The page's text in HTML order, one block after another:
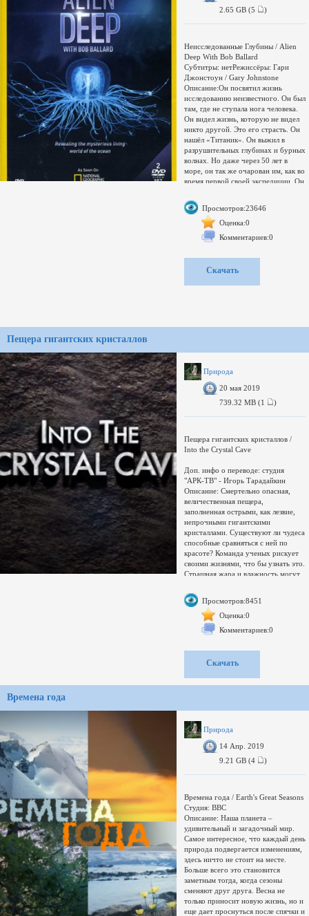
2.65 GB (5
)
Неисследованные Глубины / Alien
Deep With Bob Ballard
Субтитры: нетРежиссёры: Гари
Джонстоун / Gary Johnstone
Описание:Он посвятил жизнь
исследованию неизвестного. Он был
там, где не ступала нога человека.
Он видел жизнь, которую не видел
никто другой. Это его страсть. Он
нашёл «Титаник». Он выжил в
разрушительных глубинах и бурных
волнах. Но даже через 50 лет в
море, он так же очарован им, как во
время первой своей экспедиции. Он
самое важное открытие он ещё
только собирается совершить.
Сэмпл: Неисследованные Глубины
(15 Мб)Тип релиза: SATRip
(Roumek)
Аудиокодек: MP3
Просмотров:23646
Оценка:0
Комментариев:0
Скачать
Пещера гигантских кристаллов
Природа
20 мая 2019
739.32 MB (1
)
Пещера гигантских кристаллов /
Into the Crystal Cave
Доп. инфо о переводе: студия
"АРК-ТВ" - Игорь Тарадайкин
Описание: Смертельно опасная,
величественная пещера,
заполненная острыми, как лезвие,
непрочными гигантскими
кристаллами. Существуют ли чудеса
способные сравняться с ней по
красоте? Команда ученых рискует
своими жизнями, что бы узнать это.
Страшная жара и влажность могут
исследователя за считанные
минуты. Спелеологи открывают
другие смертоносные, но
сногсшибательные пещеры и
натыкаются на очередную загадку.
пещере гигантских кристаллов.
Доп. информация: Необработанный
поток AVC со спутника, вырезана
рассинхрон.
Сэмпл: http:// СПАМ
формат: MKV
Знание - сила!
Просмотров:8451
Оценка:0
Комментариев:0
Скачать
Времена года
Природа
14 Апр. 2019
9.21 GB (4
)
Времена года / Earth's Great Seasons
Студия: BBC
Описание: Наша планета –
удивительный и загадочный мир.
Самое интересное, что каждый день
природа подвергается изменениям,
здесь ничто не стоит на месте.
Больше всего это становится
заметным тогда, когда сезоны
сменяют друг друга. Весна не
только приносит новую жизнь, но и
еще дает проснуться после спячки и